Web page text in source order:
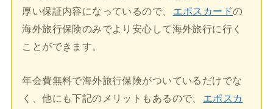
厚い保証内容になっているので、
エポスカードの
海外旅行保険のみでより安心して海外旅行に行く
ことができます。
年会費無料で海外旅行保険がついているだけでな
く、他にも下記のメリットもあるので、
エポスカ